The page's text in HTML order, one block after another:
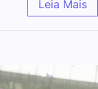
Leia Mais